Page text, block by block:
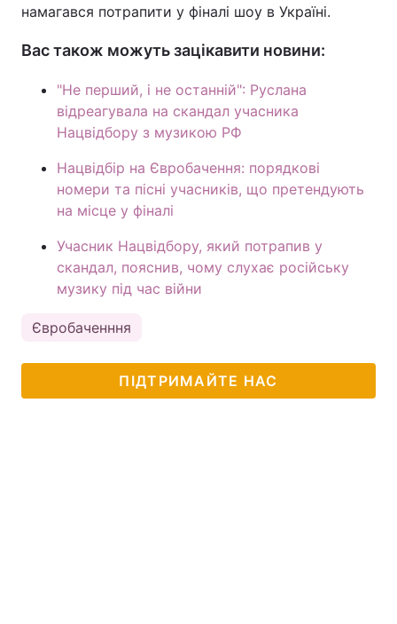
намагався потрапити у фіналі шоу в Україні.
Вас також можуть зацікавити новини:
"Не перший, і не останній": Руслана
відреагувала на скандал учасника
Нацвідбору з музикою РФ
Нацвідбір на Євробачення: порядкові
номери та пісні учасників, що претендують
на місце у фіналі
Учасник Нацвідбору, який потрапив у
скандал, пояснив, чому слухає російську
музику під час війни
Євробаченння
ПІДТРИМАЙТЕ НАС